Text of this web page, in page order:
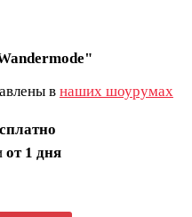
в наших шоурумах
от 1 дня